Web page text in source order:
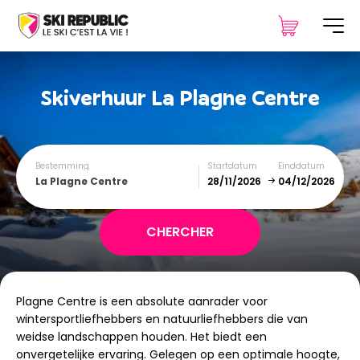
Skiverhuur La Plagne Centre
Bestemming
La Plagne Centre
Startdatum Einddatum
SUN MON TUE WED THU FRI
1 2 3 4
Plagne Centre is een absolute aanrader voor
wintersportliefhebbers en natuurliefhebbers die van
weidse landschappen houden. Het biedt een
onvergetelijke ervaring. Gelegen op een optimale hoogte,